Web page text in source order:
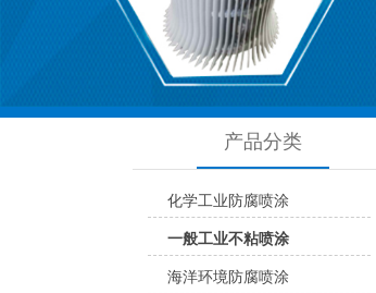
产品分类
化学工业防腐喷涂
一般工业不粘喷涂
海洋环境防腐喷涂